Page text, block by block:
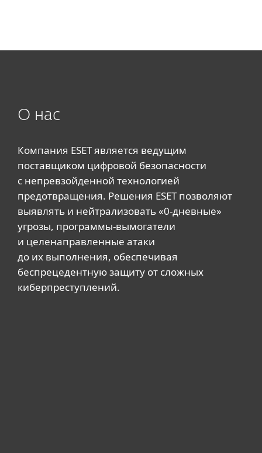
О нас
Компания ESET является ведущим
поставщиком цифровой безопасности
с непревзойденной технологией
предотвращения. Решения ESET позволяют
выявлять и нейтрализовать «0-дневные»
угрозы, программы-вымогатели
и целенаправленные атаки
до их выполнения, обеспечивая
беспрецедентную защиту от сложных
киберпреступлений.